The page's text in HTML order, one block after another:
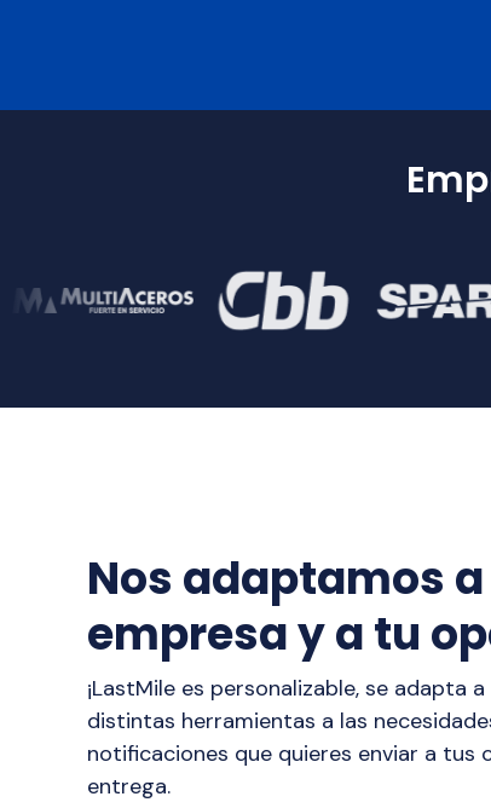
Nos adaptamos
empresa y a tu
¡LastMile es personalizable, se adapta
distintas herramientas a las
notificaciones que quieres enviar a tus
entrega.